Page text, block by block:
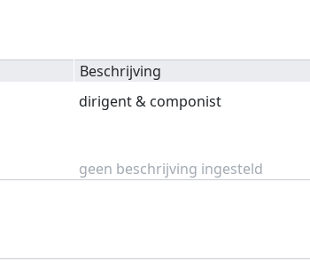
Beschrijving
dirigent & componist
geen beschrijving ingesteld